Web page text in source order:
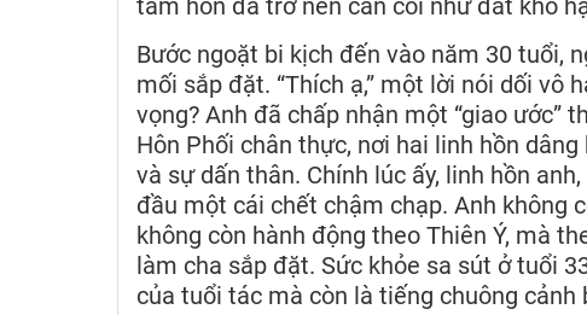
tâm hồn đã trở nên cằn cỗi như đất khô
Bước ngoặt bi kịch đến vào năm 30 tuổi,
mối sắp đặt. “Thích ạ,” một lời nói dối vô
vọng? Anh đã chấp nhận một “giao ước”
Hôn Phối chân thực, nơi hai linh hồn
và sự dấn thân. Chính lúc ấy, linh hồn
đầu một cái chết chậm chạp. Anh không
không còn hành động theo Thiên Ý, mà
làm cha sắp đặt. Sức khỏe sa sút ở tuổi
của tuổi tác mà còn là tiếng chuông